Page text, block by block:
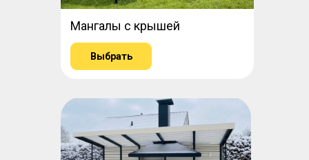
Мангалы с крышей
Выбрать